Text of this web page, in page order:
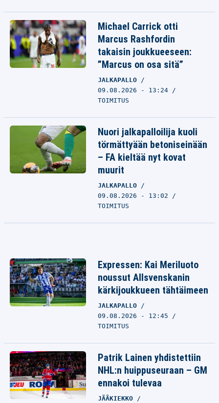
Michael Carrick otti
Marcus Rashfordin
takaisin joukkueeseen:
”Marcus on osa sitä”
JALKAPALLO
09.08.2026 - 13:24
TOIMITUS
Nuori jalkapalloilija kuoli
törmättyään betoniseinään
– FA kieltää nyt kovat
muurit
JALKAPALLO
09.08.2026 - 13:02
TOIMITUS
Expressen: Kai Meriluoto
noussut Allsvenskanin
kärkijoukkueen tähtäimeen
JALKAPALLO
09.08.2026 - 12:45
TOIMITUS
Patrik Lainen yhdistettiin
NHL:n huippuseuraan – GM
ennakoi tulevaa
JÄÄKIEKKO